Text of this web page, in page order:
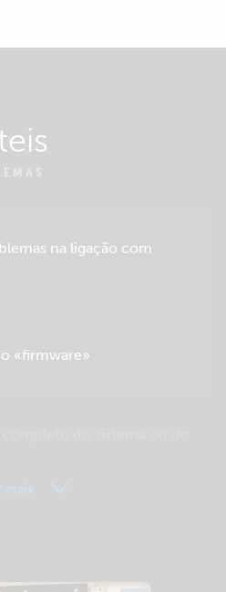
na ligação com
«firmware»
Remota
mais